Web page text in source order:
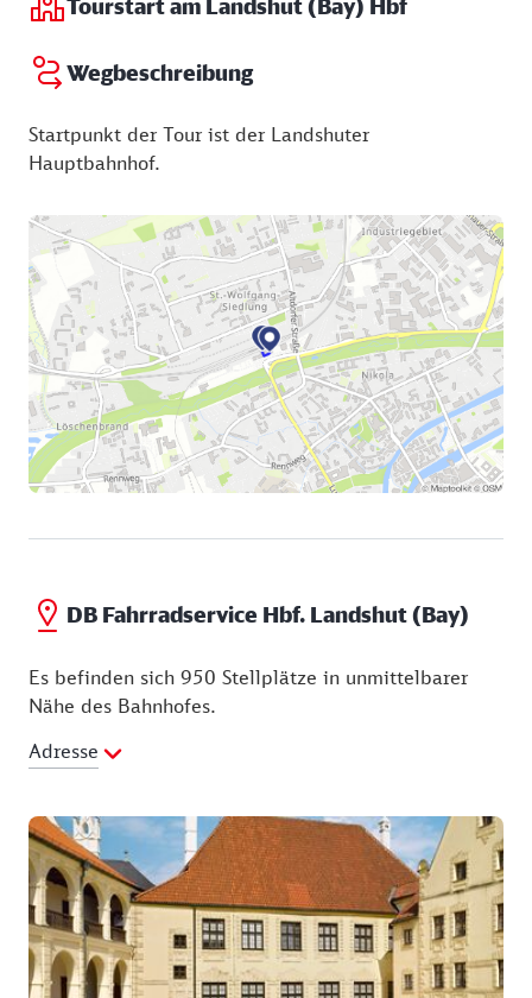
Tourstart am Landshut (Bay) Hbf
Wegbeschreibung
Startpunkt der Tour ist der Landshuter
Hauptbahnhof.
DB Fahrradservice Hbf. Landshut (Bay)
Es befinden sich 950 Stellplätze in unmittelbarer
Nähe des Bahnhofes.
Adresse